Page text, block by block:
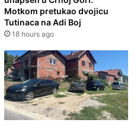
Motkom pretukao dvojicu
Tutinaca na Adi Boj
18 hours ago